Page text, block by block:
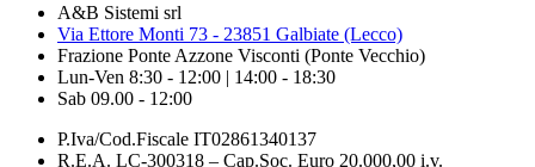
A&B Sistemi srl
Via Ettore Monti 73 - 23851 Galbiate (Lecco)
Frazione Ponte Azzone Visconti (Ponte Vecchio)
Lun-Ven 8:30 - 12:00 | 14:00 - 18:30
Sab 09.00 - 12:00
P.Iva/Cod.Fiscale IT02861340137
R.E.A. LC-300318 – Cap.Soc. Euro 20.000,00 i.v.